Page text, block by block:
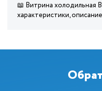
📖 Витрина холодильная
характеристики,